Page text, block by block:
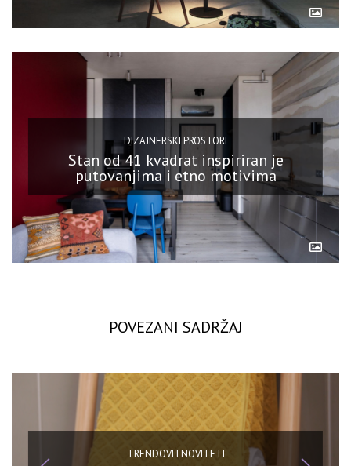
DIZAJNERSKI PROSTORI
Stan od 41 kvadrat inspiriran je
putovanjima i etno motivima
POVEZANI SADRŽAJ
TRENDOVI I NOVITETI